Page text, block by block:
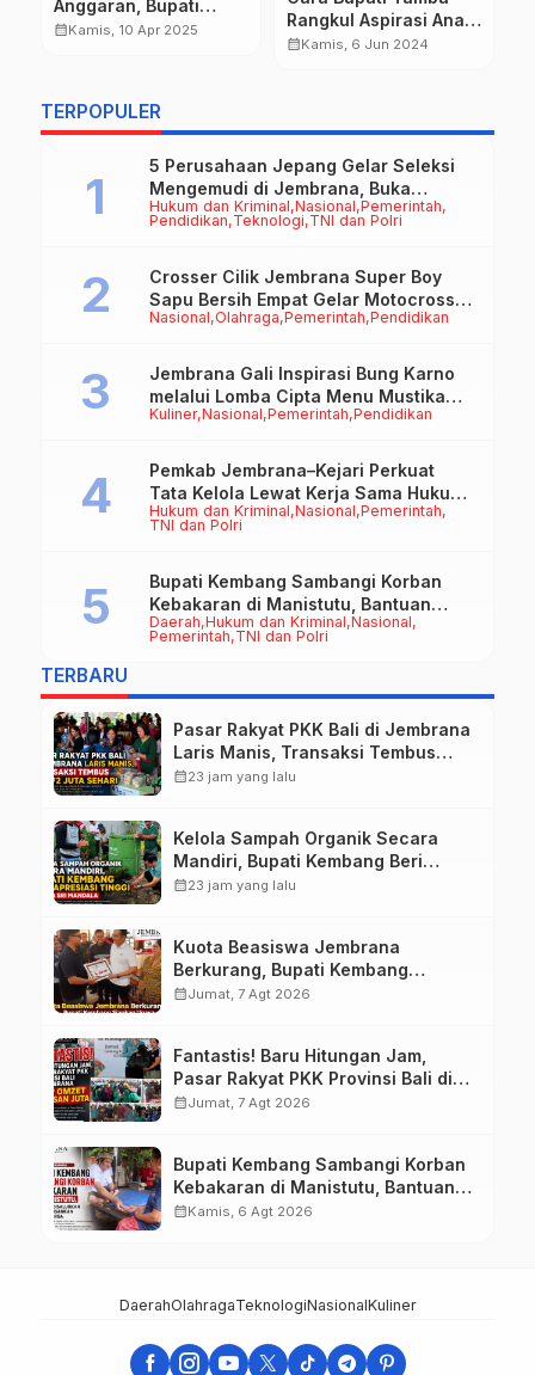
Anggaran, Bupati
Kembang Hartawan
calendar_monthKamis, 10 Apr 2025
Rangkul Aspirasi Anak
Muda Jembrana
calendar_monthKamis, 6 Jun 2024
TERPOPULER
Hukum dan Kriminal Nasional Pemerintah
Pendidikan Teknologi TNI dan Polri
5 Perusahaan Jepang Gelar Seleksi
Mengemudi di Jembrana, Buka
Peluang Kerja bagi Calon PMI
Nasional Olahraga Pemerintah Pendidikan
Crosser Cilik Jembrana Super Boy
Sapu Bersih Empat Gelar Motocross
50cc
Kuliner Nasional Pemerintah Pendidikan
Jembrana Gali Inspirasi Bung Karno
melalui Lomba Cipta Menu Mustika
Rasa
Hukum dan Kriminal Nasional Pemerintah
TNI dan Polri
Pemkab Jembrana–Kejari Perkuat
Tata Kelola Lewat Kerja Sama Hukum
Datun
Daerah Hukum dan Kriminal Nasional
Pemerintah TNI dan Polri
Bupati Kembang Sambangi Korban
Kebakaran di Manistutu, Bantuan
Disalurkan untuk Ringankan Beban
TERBARU
Pasar Rakyat PKK Bali di Jembrana
Laris Manis, Transaksi Tembus
Rp.672 Juta Sehari
calendar_month23 jam yang lalu
Kelola Sampah Organik Secara
Mandiri, Bupati Kembang Beri
Apresiasi Tinggi Warga Sri
calendar_month23 jam yang lalu
Kuota Beasiswa Jembrana
Berkurang, Bupati Kembang
Siapkan Upaya Penambahan di
calendar_monthJumat, 7 Agt 2026
Fantastis! Baru Hitungan Jam,
Pasar Rakyat PKK Provinsi Bali di
Jembrana Raup Omzet Ratusan
calendar_monthJumat, 7 Agt 2026
Bupati Kembang Sambangi Korban
Kebakaran di Manistutu, Bantuan
Disalurkan untuk Ringankan Beban
calendar_monthKamis, 6 Agt 2026
DaerahOlahragaTeknologiNasionalKuliner